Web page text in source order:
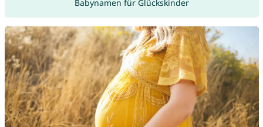
Babynamen für Glückskinder